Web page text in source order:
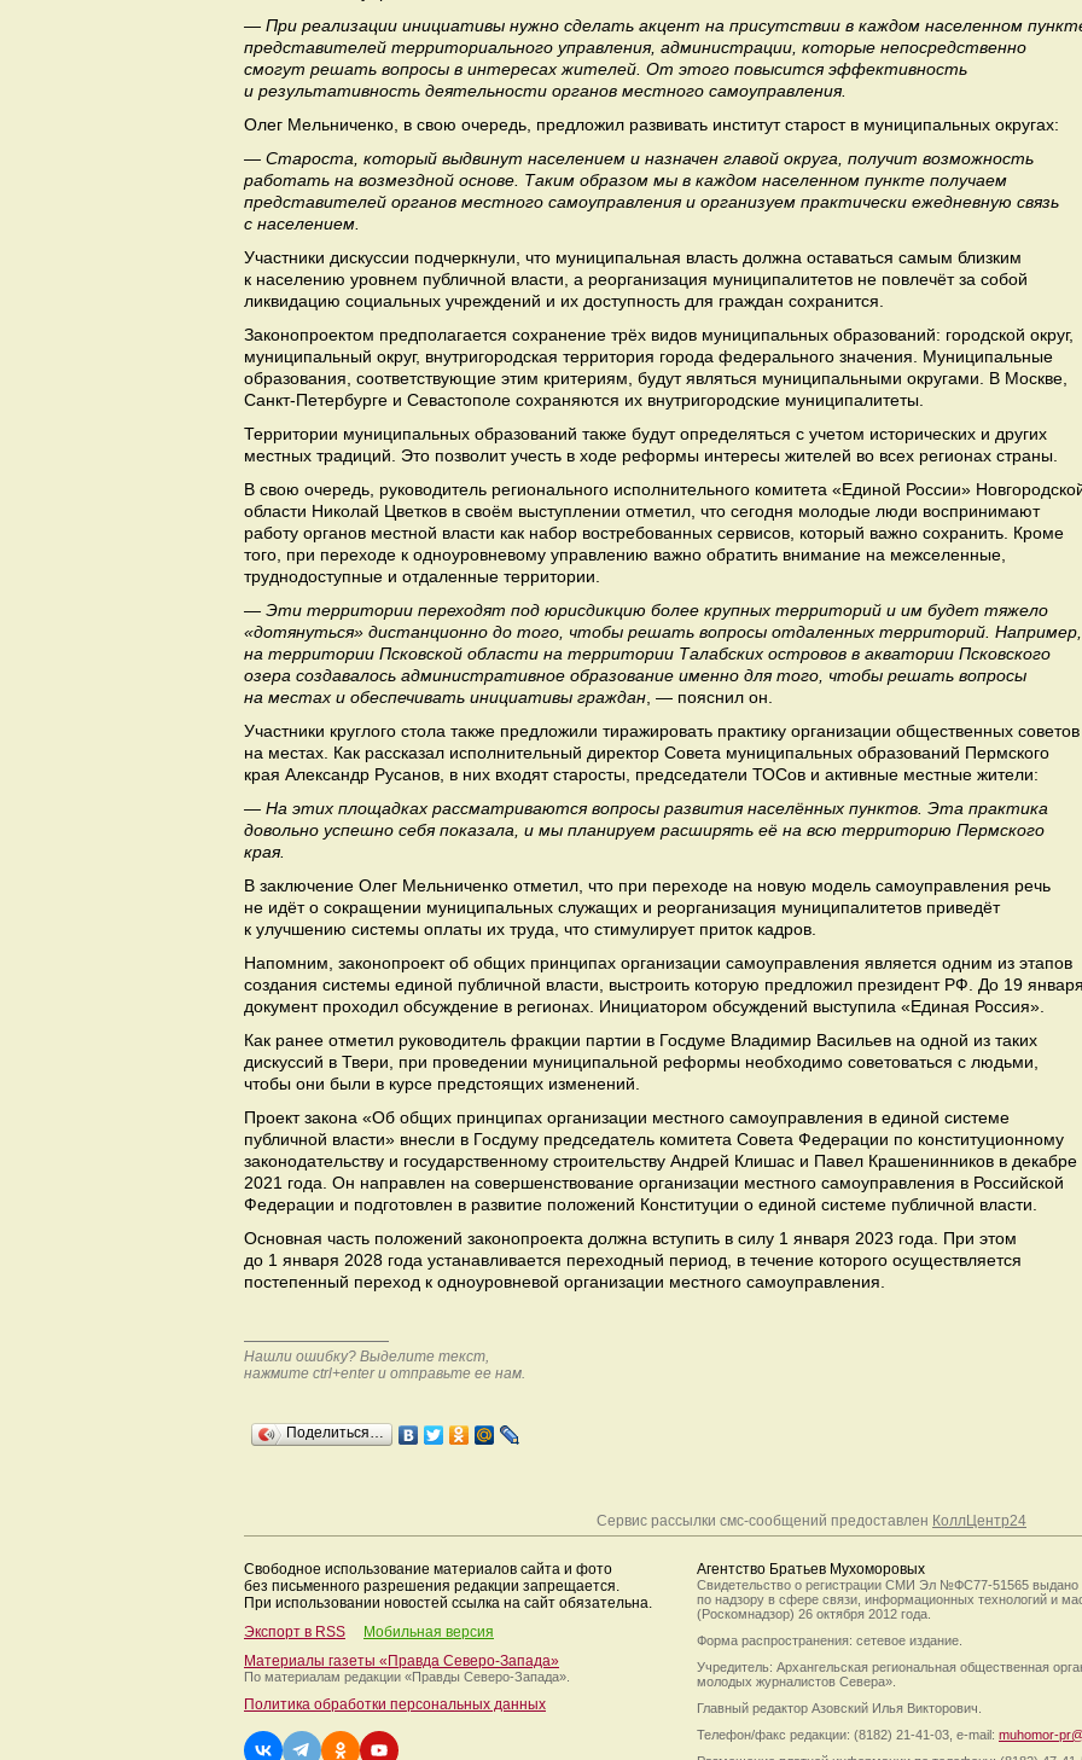
— При реализации инициативы нужно сделать акцент на присутствии в каждом населенном
представителей территориального управления, администрации, которые непосредственно
смогут решать вопросы в интересах жителей. От этого повысится эффективность
и результативность деятельности органов местного самоуправления.
Олег Мельниченко, в свою очередь, предложил развивать институт старост в муниципальных округах:
— Староста, который выдвинут населением и назначен главой округа, получит возможность
работать на возмездной основе. Таким образом мы в каждом населенном пункте получаем
представителей органов местного самоуправления и организуем практически ежедневную связь
с населением.
Участники дискуссии подчеркнули, что муниципальная власть должна оставаться самым близким
к населению уровнем публичной власти, а реорганизация муниципалитетов не повлечёт за собой
ликвидацию социальных учреждений и их доступность для граждан сохранится.
Законопроектом предполагается сохранение трёх видов муниципальных образований: городской округ,
муниципальный округ, внутригородская территория города федерального значения. Муниципальные
образования, соответствующие этим критериям, будут являться муниципальными округами. В Москве,
Санкт-Петербурге и Севастополе сохраняются их внутригородские муниципалитеты.
Территории муниципальных образований также будут определяться с учетом исторических и других
местных традиций. Это позволит учесть в ходе реформы интересы жителей во всех регионах страны.
В свою очередь, руководитель регионального исполнительного комитета «Единой России»
области Николай Цветков в своём выступлении отметил, что сегодня молодые люди воспринимают
работу органов местной власти как набор востребованных сервисов, который важно сохранить. Кроме
того, при переходе к одноуровневому управлению важно обратить внимание на межселенные,
труднодоступные и отдаленные территории.
— Эти территории переходят под юрисдикцию более крупных территорий и им будет тяжело
«дотянуться» дистанционно до того, чтобы решать вопросы отдаленных территорий. Например,
на территории Псковской области на территории Талабских островов в акватории Псковского
озера создавалось административное образование именно для того, чтобы решать вопросы
на местах и обеспечивать инициативы граждан , — пояснил он.
Участники круглого стола также предложили тиражировать практику организации общественных советов
на местах. Как рассказал исполнительный директор Совета муниципальных образований Пермского
края Александр Русанов, в них входят старосты, председатели ТОСов и активные местные жители:
— На этих площадках рассматриваются вопросы развития населённых пунктов. Эта практика
довольно успешно себя показала, и мы планируем расширять её на всю территорию Пермского
края.
В заключение Олег Мельниченко отметил, что при переходе на новую модель самоуправления речь
не идёт о сокращении муниципальных служащих и реорганизация муниципалитетов приведёт
к улучшению системы оплаты их труда, что стимулирует приток кадров.
Напомним, законопроект об общих принципах организации самоуправления является одним из этапов
создания системы единой публичной власти, выстроить которую предложил президент РФ. До 19
документ проходил обсуждение в регионах. Инициатором обсуждений выступила «Единая Россия».
Как ранее отметил руководитель фракции партии в Госдуме Владимир Васильев на одной из таких
дискуссий в Твери, при проведении муниципальной реформы необходимо советоваться с людьми,
чтобы они были в курсе предстоящих изменений.
Проект закона «Об общих принципах организации местного самоуправления в единой системе
публичной власти» внесли в Госдуму председатель комитета Совета Федерации по конституционному
законодательству и государственному строительству Андрей Клишас и Павел Крашенинников в декабре
2021 года. Он направлен на совершенствование организации местного самоуправления в Российской
Федерации и подготовлен в развитие положений Конституции о единой системе публичной власти.
Основная часть положений законопроекта должна вступить в силу 1 января 2023 года. При этом
до 1 января 2028 года устанавливается переходный период, в течение которого осуществляется
постепенный переход к одноуровневой организации местного самоуправления.
Нашли ошибку? Выделите текст,
нажмите ctrl+enter и отправьте ее нам.
Поделиться…
Сервис рассылки смс-сообщений предоставлен КоллЦентр24
Свободное использование материалов сайта и фото
без письменного разрешения редакции запрещается.
При использовании новостей ссылка на сайт обязательна.
Экспорт в RSS
Мобильная версия
Материалы газеты «Правда Северо-Запада»
По материалам редакции «Правды Северо-Запада».
Политика обработки персональных данных
Агентство Братьев Мухоморовых
Свидетельство о регистрации СМИ Эл №ФС77-51565 выдано
по надзору в сфере связи, информационных технологий и
(Роскомнадзор) 26 октября 2012 года.
Форма распространения: сетевое издание.
Учредитель: Архангельская региональная общественная
молодых журналистов Севера».
Главный редактор Азовский Илья Викторович.
Телефон/факс редакции: (8182) 21-41-03, e-mail: muhomor-